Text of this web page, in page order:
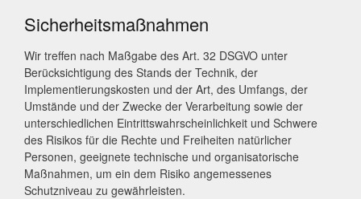
Sicherheitsmaßnahmen
Wir treffen nach Maßgabe des Art. 32 DSGVO unter
Berücksichtigung des Stands der Technik, der
Implementierungskosten und der Art, des Umfangs, der
Umstände und der Zwecke der Verarbeitung sowie der
unterschiedlichen Eintrittswahrscheinlichkeit und Schwere
des Risikos für die Rechte und Freiheiten natürlicher
Personen, geeignete technische und organisatorische
Maßnahmen, um ein dem Risiko angemessenes
Schutzniveau zu gewährleisten.